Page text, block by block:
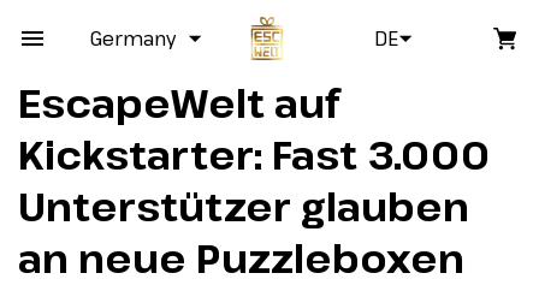
Germany DE
EscapeWelt auf
Kickstarter: Fast 3.000
Unterstützer glauben
an neue Puzzleboxen